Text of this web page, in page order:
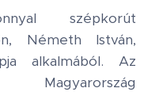
szépkorút
Németh István,
alkalmából. Az